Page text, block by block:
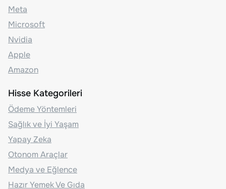
Meta
Microsoft
Nvidia
Apple
Amazon
Hisse Kategorileri
Ödeme Yöntemleri
Sağlık ve İyi Yaşam
Yapay Zeka
Otonom Araçlar
Medya ve Eğlence
Hazır Yemek Ve Gıda